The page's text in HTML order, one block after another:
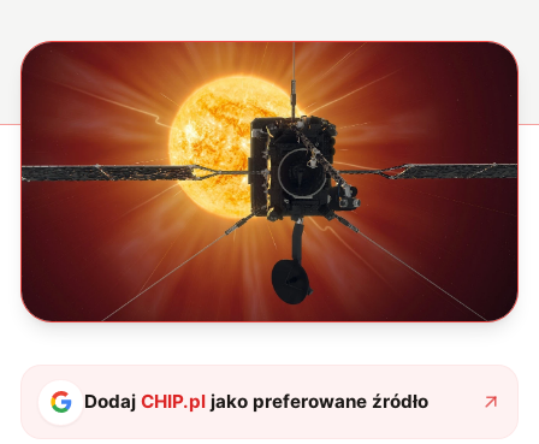
DodajCHIP.pl jako preferowane źródło